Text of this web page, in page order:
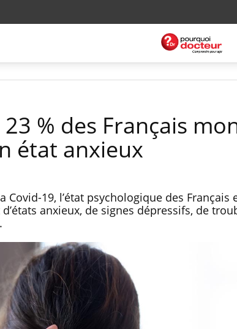
% des Français
état anxieux
Covid-19, l’état psychologique des
anxieux, de signes dépressifs, de